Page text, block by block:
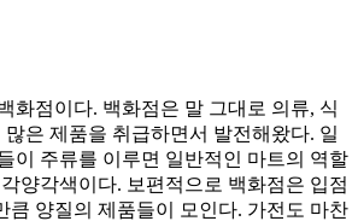
화점이다. 백화점은 말 그대로 의류, 식
은 제품을 취급하면서 발전해왔다. 일
이 주류를 이루면 일반적인 마트의 역할
양각색이다. 보편적으로 백화점은 입점
큼 양질의 제품들이 모인다. 가전도 마찬